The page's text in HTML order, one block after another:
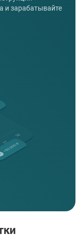
и зарабатывайте